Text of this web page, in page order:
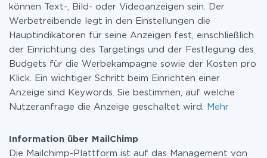
können Text-, Bild- oder Videoanzeigen sein. Der
Werbetreibende legt in den Einstellungen die
Hauptindikatoren für seine Anzeigen fest, einschließlich
der Einrichtung des Targetings und der Festlegung des
Budgets für die Werbekampagne sowie der Kosten pro
Klick. Ein wichtiger Schritt beim Einrichten einer
Anzeige sind Keywords. Sie bestimmen, auf welche
Nutzeranfrage die Anzeige geschaltet wird.
Mehr
Information über MailChimp
Die Mailchimp-Plattform ist auf das Management von